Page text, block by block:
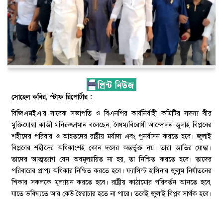
সোহেল কবির, স্টাফ রিপোর্টার :
বিজিএমইএ’র সাবেক সভাপতি ও বিএনপির কার্যনির্বাহী কমিটির সদস্য বীর
মুক্তিযোদ্ধা কাজী মনিরুজ্জামান বলেছেন, বৈষম্যবিরোধী আন্দোলন-জুলাই বিপ্লবের
শহীদের পরিবার ও আহতদের রাষ্ট্রীয় মর্যাদা এবং পুনর্বাসন করতে হবে। জুলাই
বিপ্লবের শহীদের অধিকাংশই কোন দলের অন্তর্ভুক্ত নয়। তারা জাতির যোদ্ধা।
তাদের আত্মত্যাগ যেন অবমূল্যায়িত না হয়, তা নিশ্চিত করতে হবে। তাদের
পরিবারের প্রাপ্য অধিকার নিশ্চিত করতে হবে। ফ্যাসিস্ট হাসিনার জুলুম নির্যাতনের
শিকার সকলকে মূল্যায়ন করতে হবে। রাষ্ট্রীয় কাঠামোর পরিবর্তন আনতে হবে,
যাতে ভবিষ্যতে আর কেউ স্বৈরাচার হতে না পারে। তবেই জুলাই বিপ্লব সার্থক হবে।